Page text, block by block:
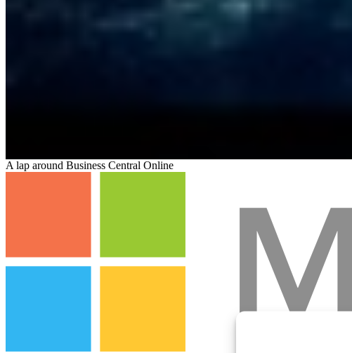
A lap around Business Central Online